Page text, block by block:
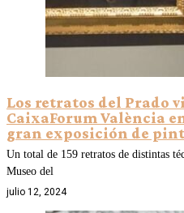
Los retratos del Prado
CaixaForum València
gran exposición de
Un total de 159 retratos de distintas
Museo del
julio 12, 2024